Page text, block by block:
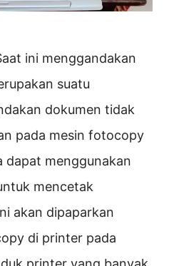
ini menggandakan
suatu
dokumen tidak
pada mesin fotocopy
dapat menggunakan
mencetak
akan dipaparkan
di printer pada